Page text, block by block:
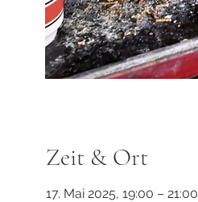
Zeit & Ort
17. Mai 2025, 19:00 – 21:00